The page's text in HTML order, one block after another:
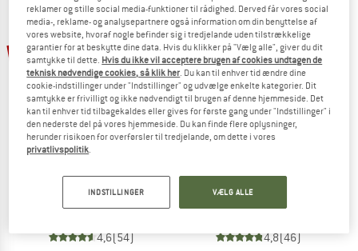
TO THE SALE
15%
Women's Undershirt
4,6(54)
20%
Lauparen Merino 190 Base Tee
4,8(46)
reklamer og stille social media-funktioner til rådighed. Derved får vores social
media-, reklame- og analysepartnere også information om din benyttelse af
vores website, hvoraf nogle befinder sig i tredjelande uden tilstrækkelige
garantier for at beskytte dine data. Hvis du klikker på "Vælg alle", giver du dit
samtykke til dette. Hvis du ikke vil acceptere brugen af cookies undtagen de
teknisk nødvendige cookies, så klik her. Du kan til enhver tid ændre dine
cookie-indstillinger under "Indstillinger" og udvælge enkelte kategorier. Dit
samtykke er frivilligt og ikke nødvendigt til brugen af denne hjemmeside. Det
kan til enhver tid tilbagekaldes eller gives for første gang under "Indstillinger" i
den nederste del på vores hjemmeside. Du kan finde flere oplysninger,
herunder risikoen for overførsler til tredjelande, om dette i vores
privatlivspolitik.
INDSTILLINGER VÆLG ALLE